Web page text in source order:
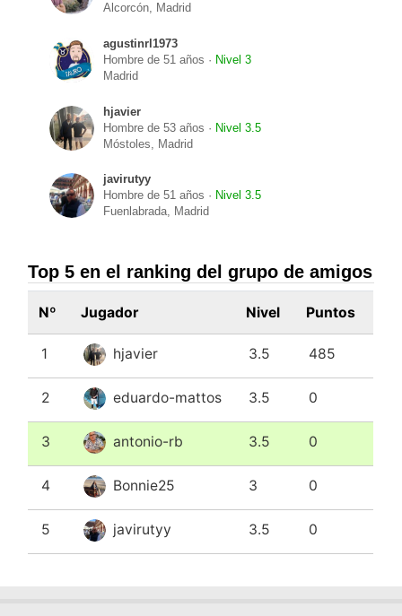
Alcorcón, Madrid
agustinrl1973
Hombre de 51 años · Nivel 3
Madrid
hjavier
Hombre de 53 años · Nivel 3.5
Móstoles, Madrid
javirutyy
Hombre de 51 años · Nivel 3.5
Fuenlabrada, Madrid
Top 5 en el ranking del grupo de amigos
Nº Jugador Nivel Puntos
1 hjavier 3.5 485
2 eduardo-mattos 3.5 0
3 antonio-rb 3.5 0
4 Bonnie25 3 0
5 javirutyy 3.5 0